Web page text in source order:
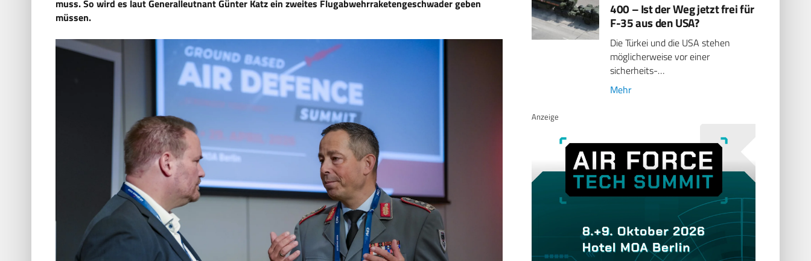
muss. So wird es laut Generalleutnant Günter Katz ein zweites Flugabwehrraketengeschwadergeben
müssen.
400 – Ist der Weg jetzt frei für
F-35 aus den USA?
Die Türkei und die USA stehen
möglicherweise vor einer
sicherheits-…
Mehr
Anzeige